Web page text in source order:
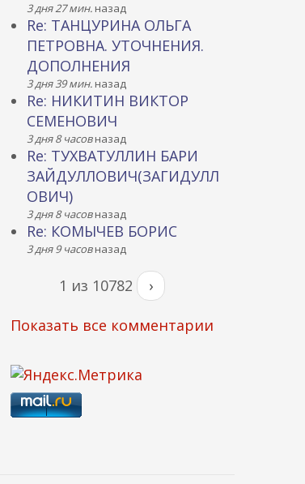
3 дня 27 мин.назад
Re: ТАНЦУРИНА ОЛЬГА
ПЕТРОВНА. УТОЧНЕНИЯ.
ДОПОЛНЕНИЯ
3 дня 39 мин.назад
Re: НИКИТИН ВИКТОР
СЕМЕНОВИЧ
3 дня 8 часовназад
Re: ТУХВАТУЛЛИН БАРИ
ЗАЙДУЛЛОВИЧ(ЗАГИДУЛЛ
ОВИЧ)
3 дня 8 часовназад
Re: КОМЫЧЕВ БОРИС
3 дня 9 часовназад
1 из 10782 ›
Показать все комментарии